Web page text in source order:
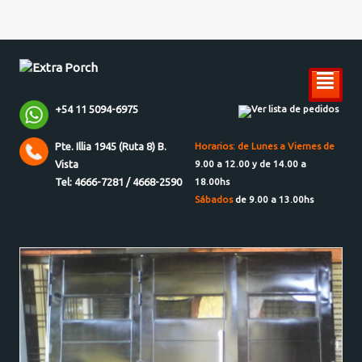
²
+54 11 5094-6975 Ver lista de pedidos
Pte. Illia 1945 (Ruta 8) B.
Vista
Tel: 4666-7281 / 4668-2590
Horarios: de Lunes a Viernes de
9.00 a 12.00 y de 14.00 a
18.00hs
Sábadosde 9.00 a 13.00hs